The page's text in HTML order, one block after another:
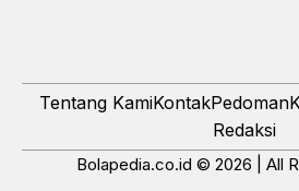
Tentang KamiKontakPedoman
Redaksi
Bolapedia.co.id © 2026 | All